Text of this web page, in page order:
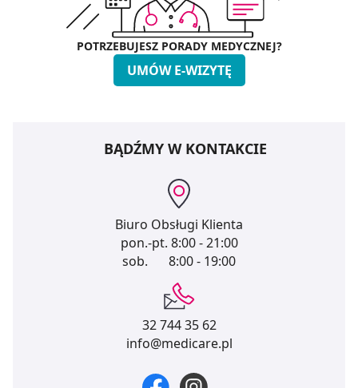
POTRZEBUJESZ PORADY MEDYCZNEJ?
UMÓW E-WIZYTĘ
BĄDŹMY W KONTAKCIE
Biuro Obsługi Klienta
pon.-pt. 8:00 - 21:00
sob.
8:00 - 19:00
32 744 35 62
info@medicare.pl